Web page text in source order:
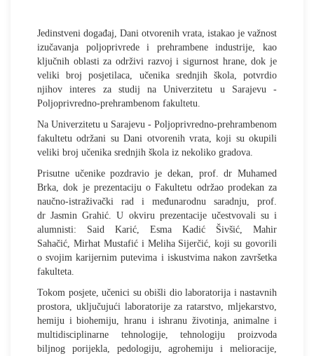
Jedinstveni događaj, Dani otvorenih vrata, istakao je važnost
izučavanja poljoprivrede i prehrambene industrije, kao
ključnih oblasti za održivi razvoj i sigurnost hrane, dok je
veliki broj posjetilaca, učenika srednjih škola, potvrdio
njihov interes za studij na Univerzitetu u Sarajevu -
Poljoprivredno-prehrambenom fakultetu.
Na Univerzitetu u Sarajevu - Poljoprivredno-prehrambenom
fakultetu održani su Dani otvorenih vrata, koji su okupili
veliki broj učenika srednjih škola iz nekoliko gradova.
Prisutne učenike pozdravio je dekan, prof. dr Muhamed
Brka, dok je prezentaciju o Fakultetu održao prodekan za
naučno-istraživački rad i međunarodnu saradnju, prof.
dr Jasmin Grahić. U okviru prezentacije učestvovali su i
alumnisti: Said Karić, Esma Kadić Šivšić, Mahir
Sahačić, Mirhat Mustafić i Meliha Sijerčić, koji su govorili
o svojim karijernim putevima i iskustvima nakon završetka
fakulteta.
Tokom posjete, učenici su obišli dio laboratorija i nastavnih
prostora, uključujući laboratorije za ratarstvo, mljekarstvo,
hemiju i biohemiju, hranu i ishranu životinja, animalne i
multidisciplinarne tehnologije, tehnologiju proizvoda
biljnog porijekla, pedologiju, agrohemiju i melioracije,